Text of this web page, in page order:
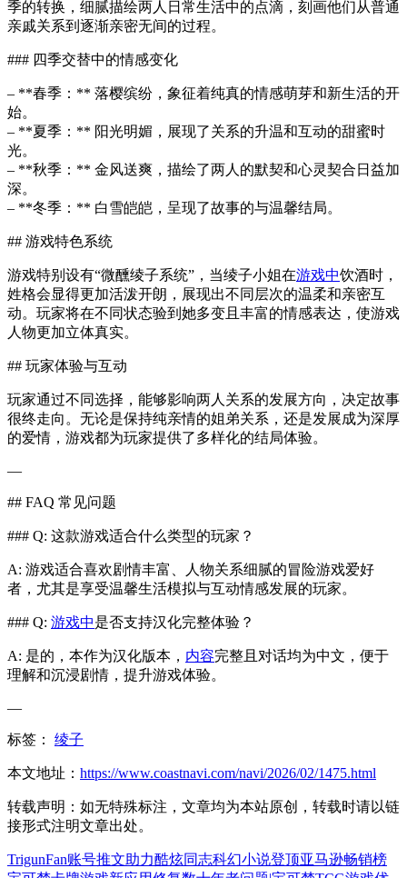
季的转换，细腻描绘两人日常生活中的点滴，刻画他们从普通
亲戚关系到逐渐亲密无间的过程。
### 四季交替中的情感变化
– **春季：** 落樱缤纷，象征着纯真的情感萌芽和新生活的开
始。
– **夏季：** 阳光明媚，展现了关系的升温和互动的甜蜜时
光。
– **秋季：** 金风送爽，描绘了两人的默契和心灵契合日益加
深。
– **冬季：** 白雪皑皑，呈现了故事的与温馨结局。
## 游戏特色系统
游戏特别设有“微醺绫子系统”，当绫子小姐在游戏中饮酒时，
姓格会显得更加活泼开朗，展现出不同层次的温柔和亲密互
动。玩家将在不同状态验到她多变且丰富的情感表达，使游戏
人物更加立体真实。
## 玩家体验与互动
玩家通过不同选择，能够影响两人关系的发展方向，决定故事
很终走向。无论是保持纯亲情的姐弟关系，还是发展成为深厚
的爱情，游戏都为玩家提供了多样化的结局体验。
—
## FAQ 常见问题
### Q: 这款游戏适合什么类型的玩家？
A: 游戏适合喜欢剧情丰富、人物关系细腻的冒险游戏爱好
者，尤其是享受温馨生活模拟与互动情感发展的玩家。
### Q: 游戏中是否支持汉化完整体验？
A: 是的，本作为汉化版本， 内容完整且对话均为中文，便于
理解和沉浸剧情，提升游戏体验。
—
标签： 绫子
本文地址： https://www.coastnavi.com/navi/2026/02/1475.html
转载声明： 如无特殊标注，文章均为本站原创，转载时请以链
接形式注明文章出处。
TrigunFan账号推文助力酷炫同志科幻小说登顶亚马逊畅销榜